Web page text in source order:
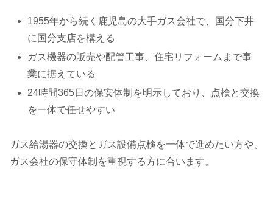
1955年から続く鹿児島の大手ガス会社で、国分下井
に国分支店を構える
ガス機器の販売や配管工事、住宅リフォームまで事
業に据えている
24時間365日の保安体制を明示しており、点検と交換
を一体で任せやすい
ガス給湯器の交換とガス設備点検を一体で進めたい方や、
ガス会社の保守体制を重視する方に合います。